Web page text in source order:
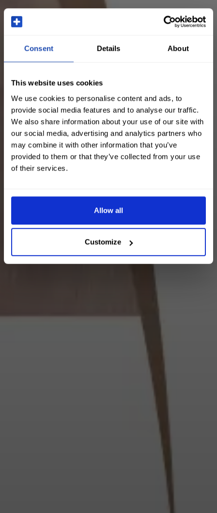
Consent Details About
This website uses cookies
We use cookies to personalise content and ads, to
provide social media features and to analyse our traffic.
We also share information about your use of our site with
our social media, advertising and analytics partners who
may combine it with other information that you’ve
provided to them or that they’ve collected from your use
of their services.
Allow all
Customize